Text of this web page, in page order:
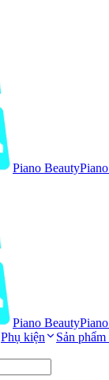
Piano Beauty
Piano Beauty
Phụ kiện Sản